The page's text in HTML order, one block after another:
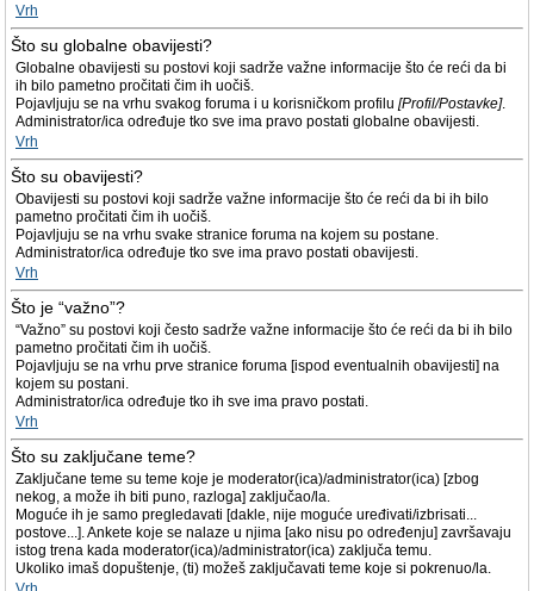
Vrh
Što su globalne obavijesti?
Globalne obavijesti su postovi koji sadrže važne informacije što će reći da bi
ih bilo pametno pročitati čim ih uočiš.
Pojavljuju se na vrhu svakog foruma i u korisničkom profilu [Profil/Postavke].
Administrator/ica određuje tko sve ima pravo postati globalne obavijesti.
Vrh
Što su obavijesti?
Obavijesti su postovi koji sadrže važne informacije što će reći da bi ih bilo
pametno pročitati čim ih uočiš.
Pojavljuju se na vrhu svake stranice foruma na kojem su postane.
Administrator/ica određuje tko sve ima pravo postati obavijesti.
Vrh
Što je “važno”?
“Važno” su postovi koji često sadrže važne informacije što će reći da bi ih bilo
pametno pročitati čim ih uočiš.
Pojavljuju se na vrhu prve stranice foruma [ispod eventualnih obavijesti] na
kojem su postani.
Administrator/ica određuje tko ih sve ima pravo postati.
Vrh
Što su zaključane teme?
Zaključane teme su teme koje je moderator(ica)/administrator(ica) [zbog
nekog, a može ih biti puno, razloga] zaključao/la.
Moguće ih je samo pregledavati [dakle, nije moguće uređivati/izbrisati...
postove...]. Ankete koje se nalaze u njima [ako nisu po određenju] završavaju
istog trena kada moderator(ica)/administrator(ica) zaključa temu.
Ukoliko imaš dopuštenje, (ti) možeš zaključavati teme koje si pokrenuo/la.